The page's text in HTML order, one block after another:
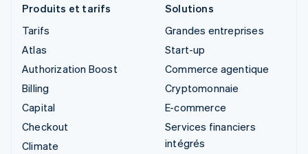
Produits et tarifs
Tarifs
Atlas
Authorization Boost
Billing
Capital
Checkout
Climate
Solutions
Grandes entreprises
Start-up
Commerce agentique
Cryptomonnaie
E-commerce
Services financiers
intégrés